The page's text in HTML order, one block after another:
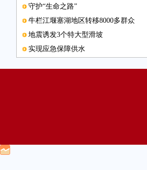
守护“生命之路”
牛栏江堰塞湖地区转移8000多群众
地震诱发3个特大型滑坡
实现应急保障供水